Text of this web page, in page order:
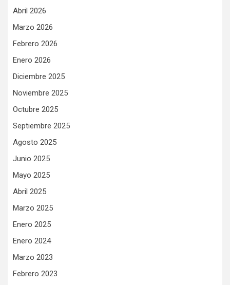
Abril 2026
Marzo 2026
Febrero 2026
Enero 2026
Diciembre 2025
Noviembre 2025
Octubre 2025
Septiembre 2025
Agosto 2025
Junio 2025
Mayo 2025
Abril 2025
Marzo 2025
Enero 2025
Enero 2024
Marzo 2023
Febrero 2023